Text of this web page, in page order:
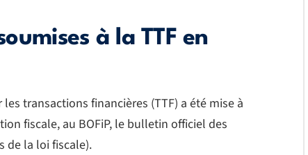
à la TTF en
transactions financières (TTF) a été mise à
fiscale, au BOFiP, le bulletin officiel des
de la loi fiscale).